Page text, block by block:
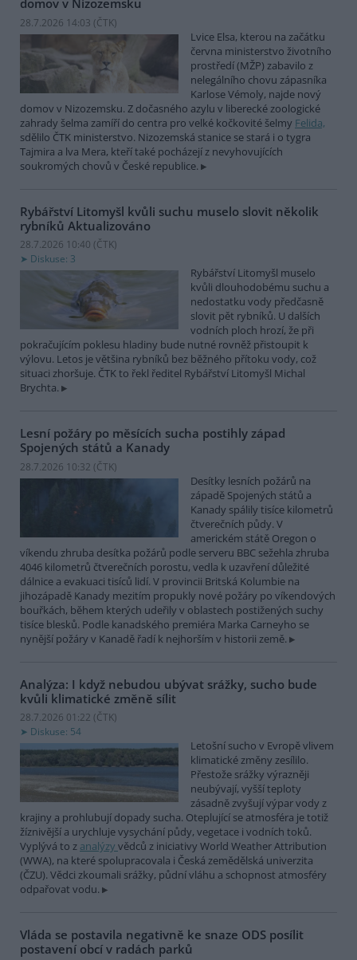
domov v Nizozemsku
28.7.2026 14:03 (ČTK)
Lvice Elsa, kterou na začátku
června ministerstvo životního
prostředí (MŽP) zabavilo z
nelegálního chovu zápasníka
Karlose Vémoly, najde nový
domov v Nizozemsku. Z dočasného azylu v liberecké zoologické
zahrady šelma zamíří do centra pro velké kočkovité šelmy Felida,
sdělilo ČTK ministerstvo. Nizozemská stanice se stará i o tygra
Tajmira a lva Mera, kteří také pocházejí z nevyhovujících
soukromých chovů v České republice.
Rybářství Litomyšl kvůli suchu muselo slovit několik
rybníků Aktualizováno
28.7.2026 10:40 (ČTK)
Diskuse: 3
Rybářství Litomyšl muselo
kvůli dlouhodobému suchu a
nedostatku vody předčasně
slovit pět rybníků. U dalších
vodních ploch hrozí, že při
pokračujícím poklesu hladiny bude nutné rovněž přistoupit k
výlovu. Letos je většina rybníků bez běžného přítoku vody, což
situaci zhoršuje. ČTK to řekl ředitel Rybářství Litomyšl Michal
Brychta.
Lesní požáry po měsících sucha postihly západ
Spojených států a Kanady
28.7.2026 10:32 (ČTK)
Desítky lesních požárů na
západě Spojených států a
Kanady spálily tisíce kilometrů
čtverečních půdy. V
americkém státě Oregon o
víkendu zhruba desítka požárů podle serveru BBC sežehla zhruba
4046 kilometrů čtverečních porostu, vedla k uzavření důležité
dálnice a evakuaci tisíců lidí. V provincii Britská Kolumbie na
jihozápadě Kanady mezitím propukly nové požáry po víkendových
bouřkách, během kterých udeřily v oblastech postižených suchy
tisíce blesků. Podle kanadského premiéra Marka Carneyho se
nynější požáry v Kanadě řadí k nejhorším v historii země.
Analýza: I když nebudou ubývat srážky, sucho bude
kvůli klimatické změně sílit
28.7.2026 01:22 (ČTK)
Diskuse: 54
Letošní sucho v Evropě vlivem
klimatické změny zesílilo.
Přestože srážky výrazněji
neubývají, vyšší teploty
zásadně zvyšují výpar vody z
krajiny a prohlubují dopady sucha. Oteplující se atmosféra je totiž
žíznivější a urychluje vysychání půdy, vegetace i vodních toků.
Vyplývá to z analýzy vědců z iniciativy World Weather Attribution
(WWA), na které spolupracovala i Česká zemědělská univerzita
(ČZU). Vědci zkoumali srážky, půdní vláhu a schopnost atmosféry
odpařovat vodu.
Vláda se postavila negativně ke snaze ODS posílit
postavení obcí v radách parků